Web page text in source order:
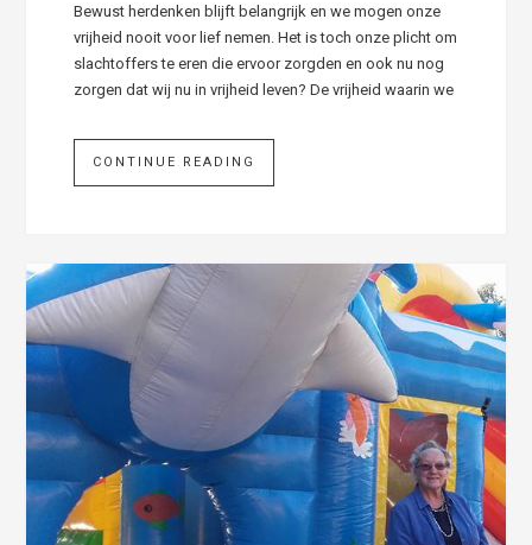
Bewust herdenken blijft belangrijk en we mogen onze
vrijheid nooit voor lief nemen. Het is toch onze plicht om
slachtoffers te eren die ervoor zorgden en ook nu nog
zorgen dat wij nu in vrijheid leven? De vrijheid waarin we
CONTINUE READING